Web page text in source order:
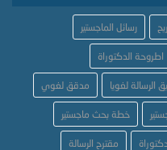
رسائل الماجستير
اطروحة الدكتوراة
الرسالة لغويا مدقق لغوي
خطة بحث ماجستير
مقترح الرسالة